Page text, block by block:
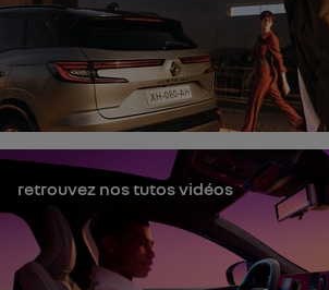
retrouvez nos tutos vidéos